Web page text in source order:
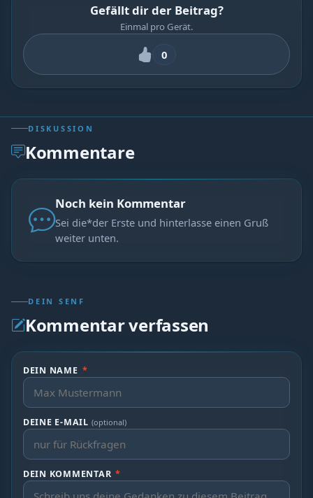
Gefällt dir der Beitrag?
Einmal pro Gerät.
0
DISKUSSION
Kommentare
Noch kein Kommentar
Sei die*der Erste und hinterlasse einen Gruß
weiter unten.
DEIN SENF
Kommentar verfassen
DEIN NAME *
DEINE E-MAIL (optional)
DEIN KOMMENTAR *